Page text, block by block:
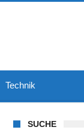
Technik
SUCHE